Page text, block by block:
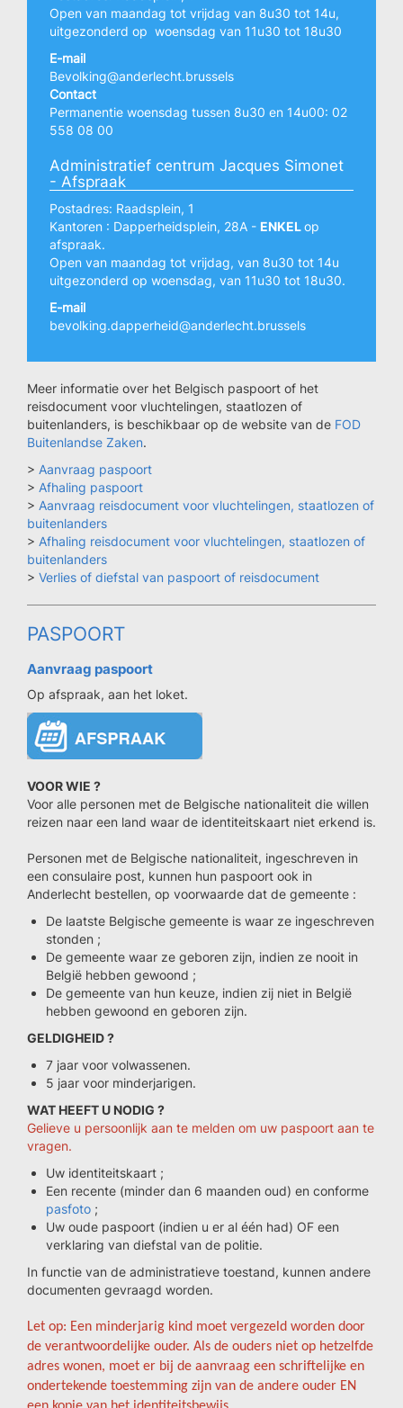
Open van maandag tot vrijdag van 8u30 tot 14u,
uitgezonderd op woensdag van 11u30 tot 18u30
E-mail
Bevolking@anderlecht.brussels
Contact
Permanentie woensdag tussen 8u30 en 14u00: 02
558 08 00
Administratief centrum Jacques Simonet
- Afspraak
Postadres: Raadsplein, 1
Kantoren : Dapperheidsplein, 28A - ENKELop
afspraak.
Open van maandag tot vrijdag, van 8u30 tot 14u
uitgezonderd op woensdag, van 11u30 tot 18u30.
E-mail
bevolking.dapperheid@anderlecht.brussels
Meer informatie over het Belgisch paspoort of het
reisdocument voor vluchtelingen, staatlozen of
buitenlanders, is beschikbaar op de website van de FOD
Buitenlandse Zaken.
> Aanvraag paspoort
> Afhaling paspoort
> Aanvraag reisdocument voor vluchtelingen, staatlozen of
buitenlanders
> Afhaling reisdocument voor vluchtelingen, staatlozen of
buitenlanders
> Verlies of diefstal van paspoort of reisdocument
PASPOORT
Aanvraag paspoort
Op afspraak, aan het loket.
VOOR WIE ?
Voor alle personen met de Belgische nationaliteit die willen
reizen naar een land waar de identiteitskaart niet erkend is.
Personen met de Belgische nationaliteit, ingeschreven in
een consulaire post, kunnen hun paspoort ook in
Anderlecht bestellen, op voorwaarde dat de gemeente :
De laatste Belgische gemeente is waar ze ingeschreven
stonden ;
De gemeente waar ze geboren zijn, indien ze nooit in
België hebben gewoond ;
De gemeente van hun keuze, indien zij niet in België
hebben gewoond en geboren zijn.
GELDIGHEID ?
7 jaar voor volwassenen.
5 jaar voor minderjarigen.
WAT HEEFT U NODIG ?
Gelieve u persoonlijk aan te melden om uw paspoort aan te
vragen.
Uw identiteitskaart ;
Een recente (minder dan 6 maanden oud) en conforme
pasfoto ;
Uw oude paspoort (indien u er al één had) OF een
verklaring van diefstal van de politie.
In functie van de administratieve toestand, kunnen andere
documenten gevraagd worden.
Let op: Een minderjarig kind moet vergezeld worden door
de verantwoordelijke ouder. Als de ouders niet op hetzelfde
adres wonen, moet er bij de aanvraag een schriftelijke en
ondertekende toestemming zijn van de andere ouder EN